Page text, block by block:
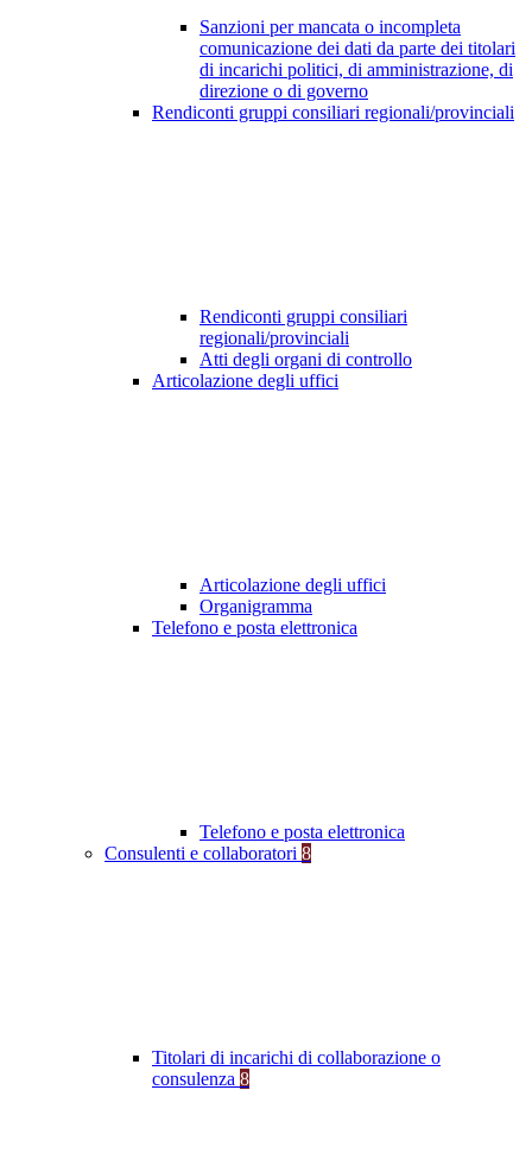
Sanzioni per mancata o incompleta
comunicazione dei dati da parte dei titolari
di incarichi politici, di amministrazione, di
direzione o di governo
Rendiconti gruppi consiliari regionali/provinciali
Rendiconti gruppi consiliari
regionali/provinciali
Atti degli organi di controllo
Articolazione degli uffici
Articolazione degli uffici
Organigramma
Telefono e posta elettronica
Telefono e posta elettronica
Consulenti e collaboratori 8
Titolari di incarichi di collaborazione o
consulenza 8